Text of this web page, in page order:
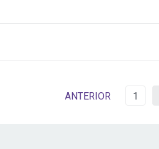
ANTERIOR 1